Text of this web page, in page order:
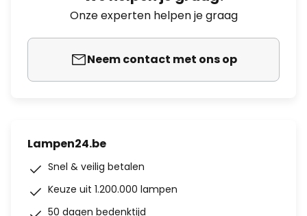
Onze experten helpen je graag
Neem contact met ons op
Lampen24.be
Snel & veilig betalen
Keuze uit 1.200.000 lampen
50 dagen bedenktijd